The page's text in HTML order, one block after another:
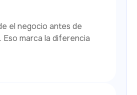
el negocio antes de
Eso marca la diferencia